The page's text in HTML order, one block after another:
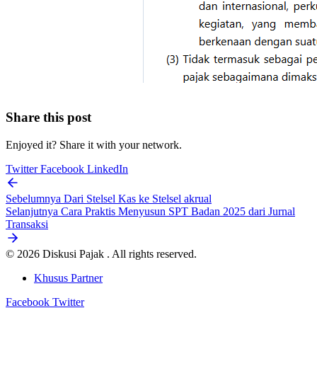
Share this post
Enjoyed it? Share it with your network.
TwitterFacebook LinkedIn
Sebelumnya Dari Stelsel Kas ke Stelsel akrual
Selanjutnya Cara Praktis Menyusun SPT Badan 2025 dari Jurnal
Transaksi
© 2026 Diskusi Pajak . All rights reserved.
Khusus Partner
Facebook Twitter